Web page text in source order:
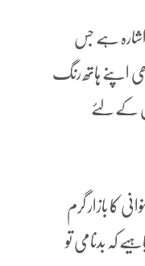
اشارہ ہے جس
اپنے ہاتھ رنگ
کے لئے
کا بازار گرم
کہ بدنامی تو